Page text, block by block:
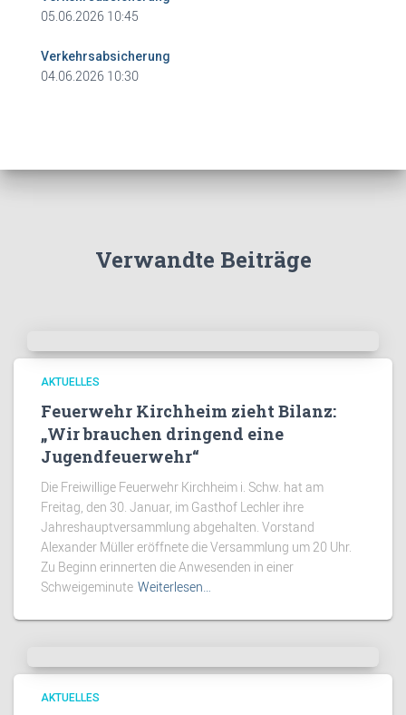
05.06.2026 10:45
Verkehrsabsicherung
04.06.2026 10:30
Verwandte Beiträge
AKTUELLES
Feuerwehr Kirchheim zieht Bilanz:
„Wir brauchen dringend eine
Jugendfeuerwehr“
Die Freiwillige Feuerwehr Kirchheim i. Schw. hat am
Freitag, den 30. Januar, im Gasthof Lechler ihre
Jahreshauptversammlung abgehalten. Vorstand
Alexander Müller eröffnete die Versammlung um 20 Uhr.
Zu Beginn erinnerten die Anwesenden in einer
Schweigeminute Weiterlesen…
AKTUELLES